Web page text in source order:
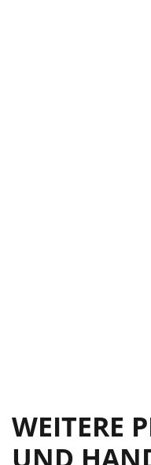
WEITERE